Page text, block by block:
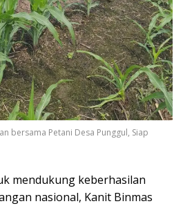
bersama Petani Desa Punggul, Siap
mendukung keberhasilan
nasional, Kanit Binmas